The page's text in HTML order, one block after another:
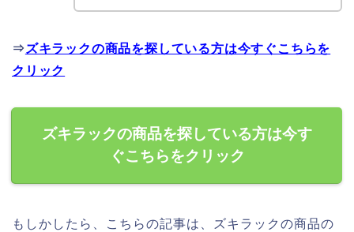
⇒ ズキラックの商品を探している方は今すぐこちらを
クリック
ズキラックの商品を探している方は今す
ぐこちらをクリック
もしかしたら、こちらの記事は、ズキラックの商品の